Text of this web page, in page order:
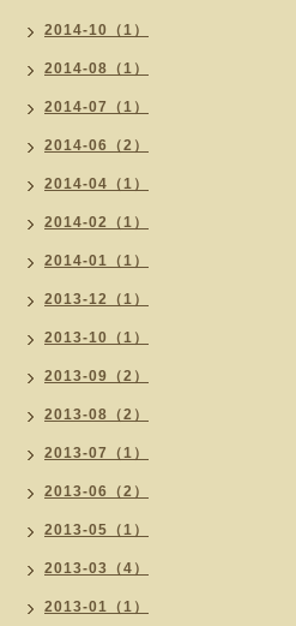
2014-10（1）
2014-08（1）
2014-07（1）
2014-06（2）
2014-04（1）
2014-02（1）
2014-01（1）
2013-12（1）
2013-10（1）
2013-09（2）
2013-08（2）
2013-07（1）
2013-06（2）
2013-05（1）
2013-03（4）
2013-01（1）